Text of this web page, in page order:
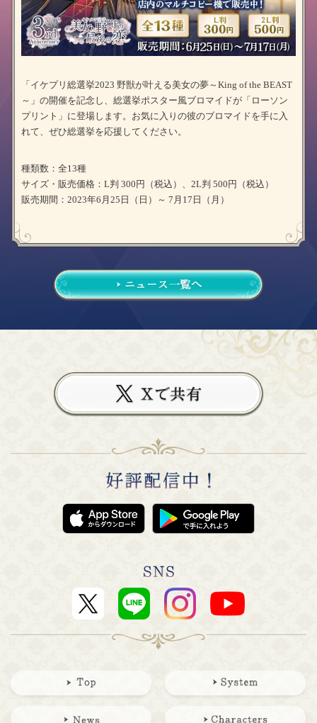
「イケプリ総選挙2023 野獣が叶える美女の夢～King of the BEAST
～」の開催を記念し、総選挙ポスター風ブロマイドが「ローソン
プリント」に登場します。お気に入りの彼のブロマイドを手に入
れて、ぜひ総選挙を応援してください。
種類数：全13種
サイズ・販売価格：L判 300円（税込）、2L判 500円（税込）
販売期間：2023年6月25日（日）～ 7月17日（月）